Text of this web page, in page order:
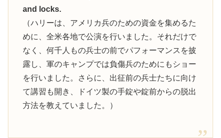
and locks.
（ハリーは、アメリカ兵のための資金を集めるた
めに、全米各地で公演を行いました。それだけで
なく、何千人もの兵士の前でパフォーマンスを披
露し、軍のキャンプでは負傷兵のためにもショー
を行いました。さらに、出征前の兵士たちに向け
て講習も開き、ドイツ製の手錠や錠前からの脱出
方法を教えていました。）